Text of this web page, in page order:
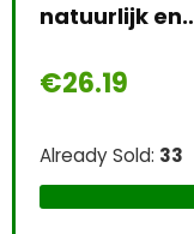
natuurlijk
€26.19
Already Sold: 33